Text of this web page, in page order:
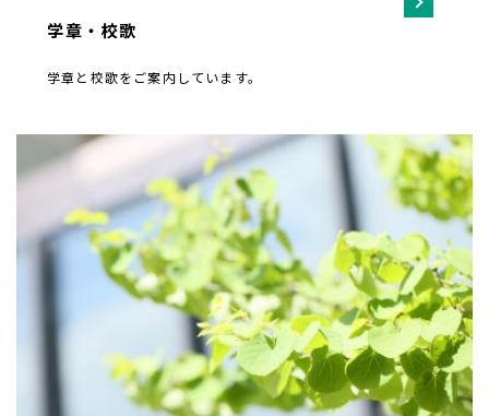
学章・校歌
学章と校歌をご案内しています。